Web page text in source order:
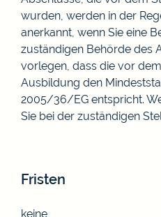
wurden, werden in der
anerkannt, wenn Sie eine
zuständigen Behörde des
vorlegen, dass die vor
Ausbildung den
2005/36/EG entspricht.
Sie bei der zuständigen
Fristen
keine